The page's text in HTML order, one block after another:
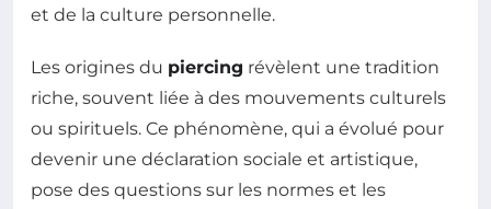
et de la culture personnelle.
Les origines du piercing révèlent une tradition
riche, souvent liée à des mouvements culturels
ou spirituels. Ce phénomène, qui a évolué pour
devenir une déclaration sociale et artistique,
pose des questions sur les normes et les